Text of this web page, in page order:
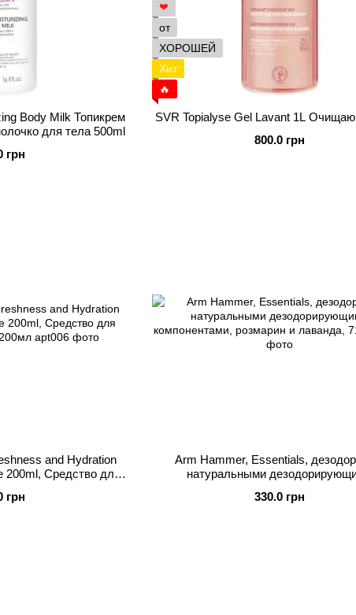
Body Milk Топикрем
для тела 500ml
грн
❤
от
ХОРОШЕЙ
Хит
🔥
SVR Topialyse Gel Lavant 1L
800.0 грн
and Hydration
200ml, Средство для
грн
Arm Hammer, Essentials,
натуральными
330.0 грн